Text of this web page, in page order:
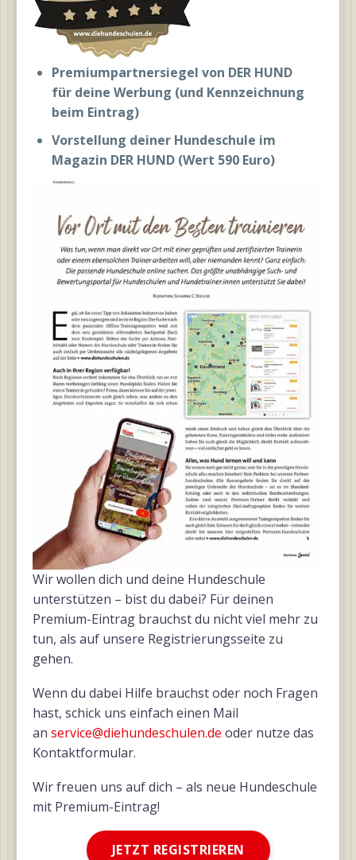
Premiumpartnersiegel von DER HUND
für deine Werbung (und Kennzeichnung
beim Eintrag)
Vorstellung deiner Hundeschule im
Magazin DER HUND (Wert 590 Euro)
Wir wollen dich und deine Hundeschule
unterstützen – bist du dabei? Für deinen
Premium-Eintrag brauchst du nicht viel mehr zu
tun, als auf unsere Registrierungsseite zu
gehen.
Wenn du dabei Hilfe brauchst oder noch Fragen
hast, schick uns einfach einen Mail
an service@diehundeschulen.de oder nutze das
Kontaktformular.
Wir freuen uns auf dich – als neue Hundeschule
mit Premium-Eintrag!
JETZT REGISTRIEREN